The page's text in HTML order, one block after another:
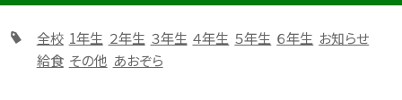
全校 1年生 ２年生 ３年生 ４年生 ５年生 ６年生 お知らせ
給食 その他 あおぞら